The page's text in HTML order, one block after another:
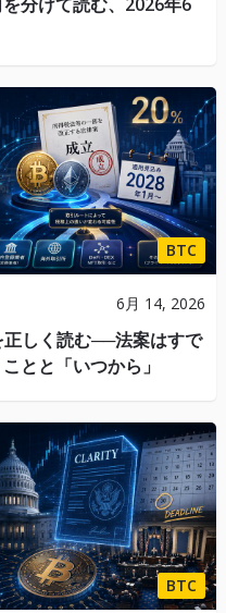
BTC
6月 14, 2026
しく読む──法案はすで
とと「いつから」
BTC